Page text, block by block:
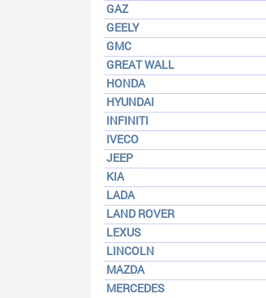
GAZ
GEELY
GMC
GREAT WALL
HONDA
HYUNDAI
INFINITI
IVECO
JEEP
KIA
LADA
LAND ROVER
LEXUS
LINCOLN
MAZDA
MERCEDES